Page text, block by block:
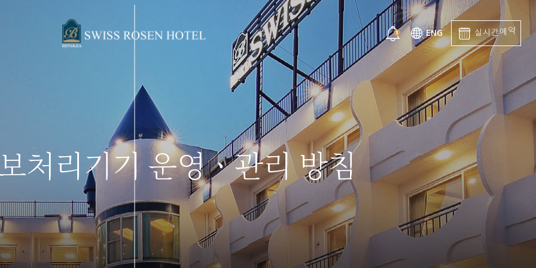
ENG 실 시 간예 약
처리기기 운영ㆍ관리 방침